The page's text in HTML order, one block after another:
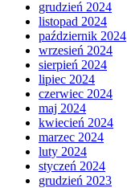
grudzień 2024
listopad 2024
październik 2024
wrzesień 2024
sierpień 2024
lipiec 2024
czerwiec 2024
maj 2024
kwiecień 2024
marzec 2024
luty 2024
styczeń 2024
grudzień 2023